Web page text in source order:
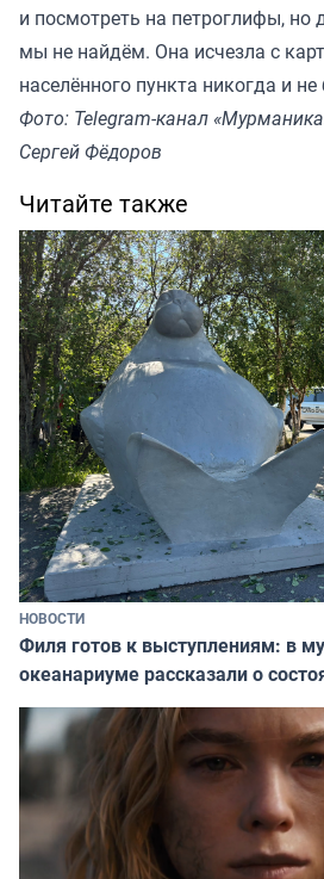
и посмотреть на петроглифы, но
мы не найдём. Она исчезла с
населённого пункта никогда и
Фото: Telegram-канал
Сергей Фёдоров
Читайте также
НОВОСТИ
Филя готов к выступлениям: в
океанариуме рассказали о